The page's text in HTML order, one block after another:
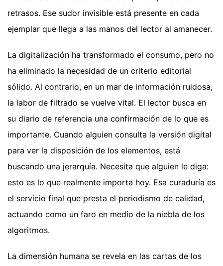
retrasos. Ese sudor invisible está presente en cada
ejemplar que llega a las manos del lector al amanecer.
La digitalización ha transformado el consumo, pero no
ha eliminado la necesidad de un criterio editorial
sólido. Al contrario, en un mar de información ruidosa,
la labor de filtrado se vuelve vital. El lector busca en
su diario de referencia una confirmación de lo que es
importante. Cuando alguien consulta la versión digital
para ver la disposición de los elementos, está
buscando una jerarquía. Necesita que alguien le diga:
esto es lo que realmente importa hoy. Esa curaduría es
el servicio final que presta el periodismo de calidad,
actuando como un faro en medio de la niebla de los
algoritmos.
La dimensión humana se revela en las cartas de los